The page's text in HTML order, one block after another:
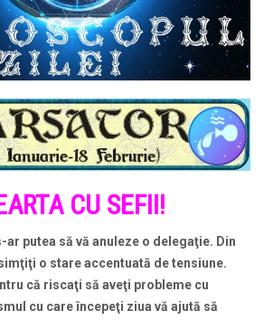
CU SEFII!
ar putea să vă anuleze o delegaţie. Din
o stare accentuată de tensiune.
că riscaţi să aveţi probleme cu
cu care începeţi ziua vă ajută să